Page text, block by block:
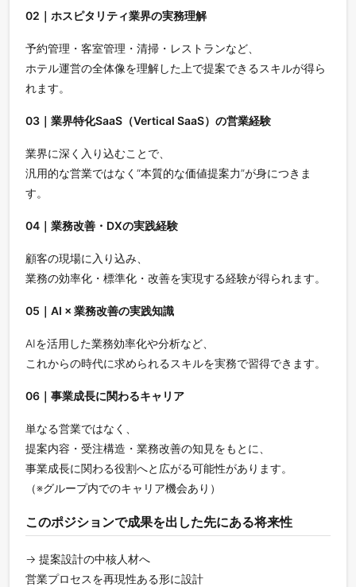
02｜ホスピタリティ業界の実務理解
予約管理・客室管理・清掃・レストランなど、
ホテル運営の全体像を理解した上で提案できるスキルが得ら
れます。
03｜業界特化SaaS（Vertical SaaS）の営業経験
業界に深く入り込むことで、
汎用的な営業ではなく“本質的な価値提案力”が身につきま
す。
04｜業務改善・DXの実践経験
顧客の現場に入り込み、
業務の効率化・標準化・改善を実現する経験が得られます。
05｜AI × 業務改善の実践知識
AIを活用した業務効率化や分析など、
これからの時代に求められるスキルを実務で習得できます。
06｜事業成長に関わるキャリア
単なる営業ではなく、
提案内容・受注構造・業務改善の知見をもとに、
事業成長に関わる役割へと広がる可能性があります。
（※グループ内でのキャリア機会あり）
このポジションで成果を出した先にある将来性
→ 提案設計の中核人材へ
営業プロセスを再現性ある形に設計